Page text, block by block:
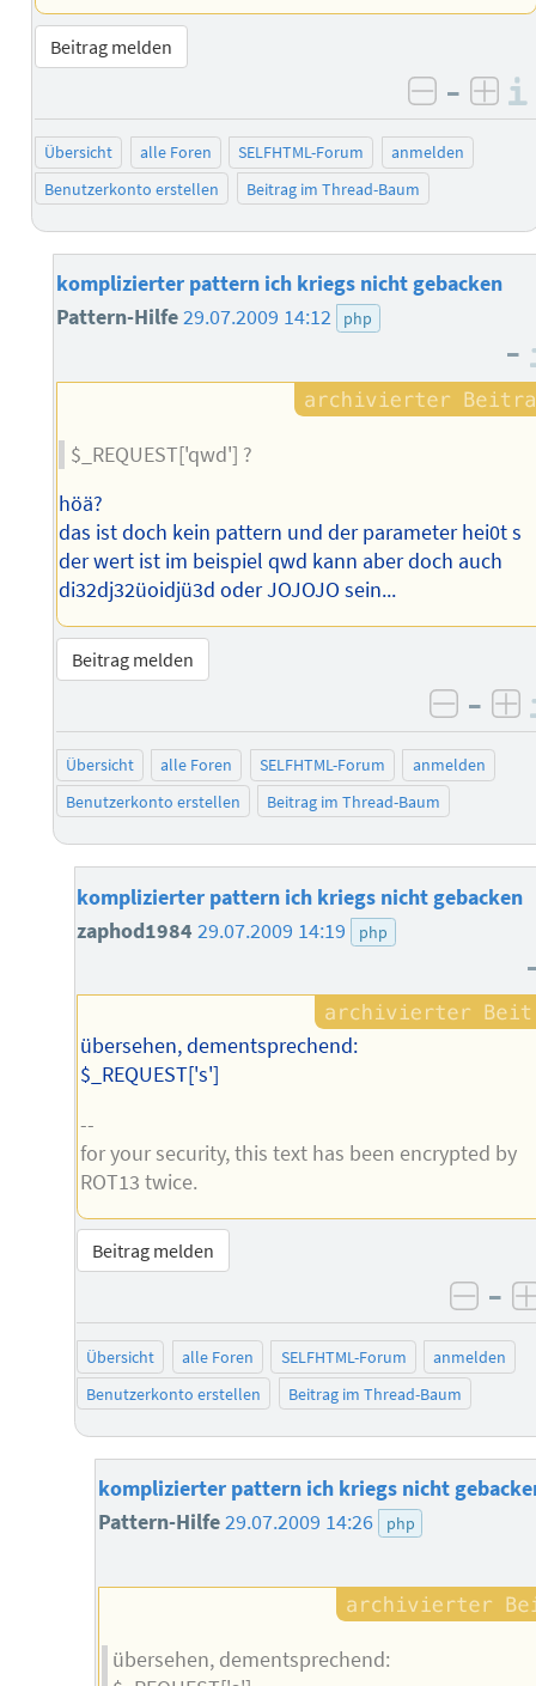
Beitrag melden
negativ
–
Übersicht alle Foren SELFHTML-Forum
anmelden
Benutzerkonto erstellen
Beitrag im Thread-Baum
komplizierter pattern ich kriegs nicht gebacken
Pattern-Hilfe29.07.2009 14:12 php
–
$_REQUEST['qwd'] ?
höä?
das ist doch kein pattern und der parameter hei0t s
der wert ist im beispiel qwd kann aber doch auch
di32dj32üoidjü3d oder JOJOJO sein...
Beitrag melden
–
Übersicht alle Foren SELFHTML-Forum
anmelden
Benutzerkonto erstellen
Beitrag im Thread-Baum
komplizierter pattern ich kriegs nicht gebacken
zaphod198429.07.2009 14:19 php
übersehen, dementsprechend:
$_REQUEST['s']
--
for your security, this text has been encrypted by
ROT13 twice.
Beitrag melden
–
Übersicht alle Foren SELFHTML-Forum
anmelden
Benutzerkonto erstellen
Beitrag im Thread-Baum
komplizierter pattern ich kriegs nicht
Pattern-Hilfe29.07.2009 14:26 php
übersehen, dementsprechend: